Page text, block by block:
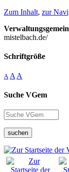
Zum Inhalt, zur
mistelbach.de/
Schriftgröße
A A A
Suche VGem
suchen